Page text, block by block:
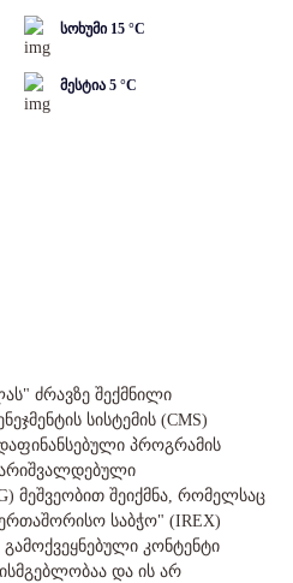
სოხუმი 15 °C
მესტია 5 °C
ძრავზე შექმნილი
სისტემის (CMS)
პროგრამის
მეშვეობით შეიქმნა, რომელსაც
საბჭო" (IREX)
კონტენტი
და ის არ